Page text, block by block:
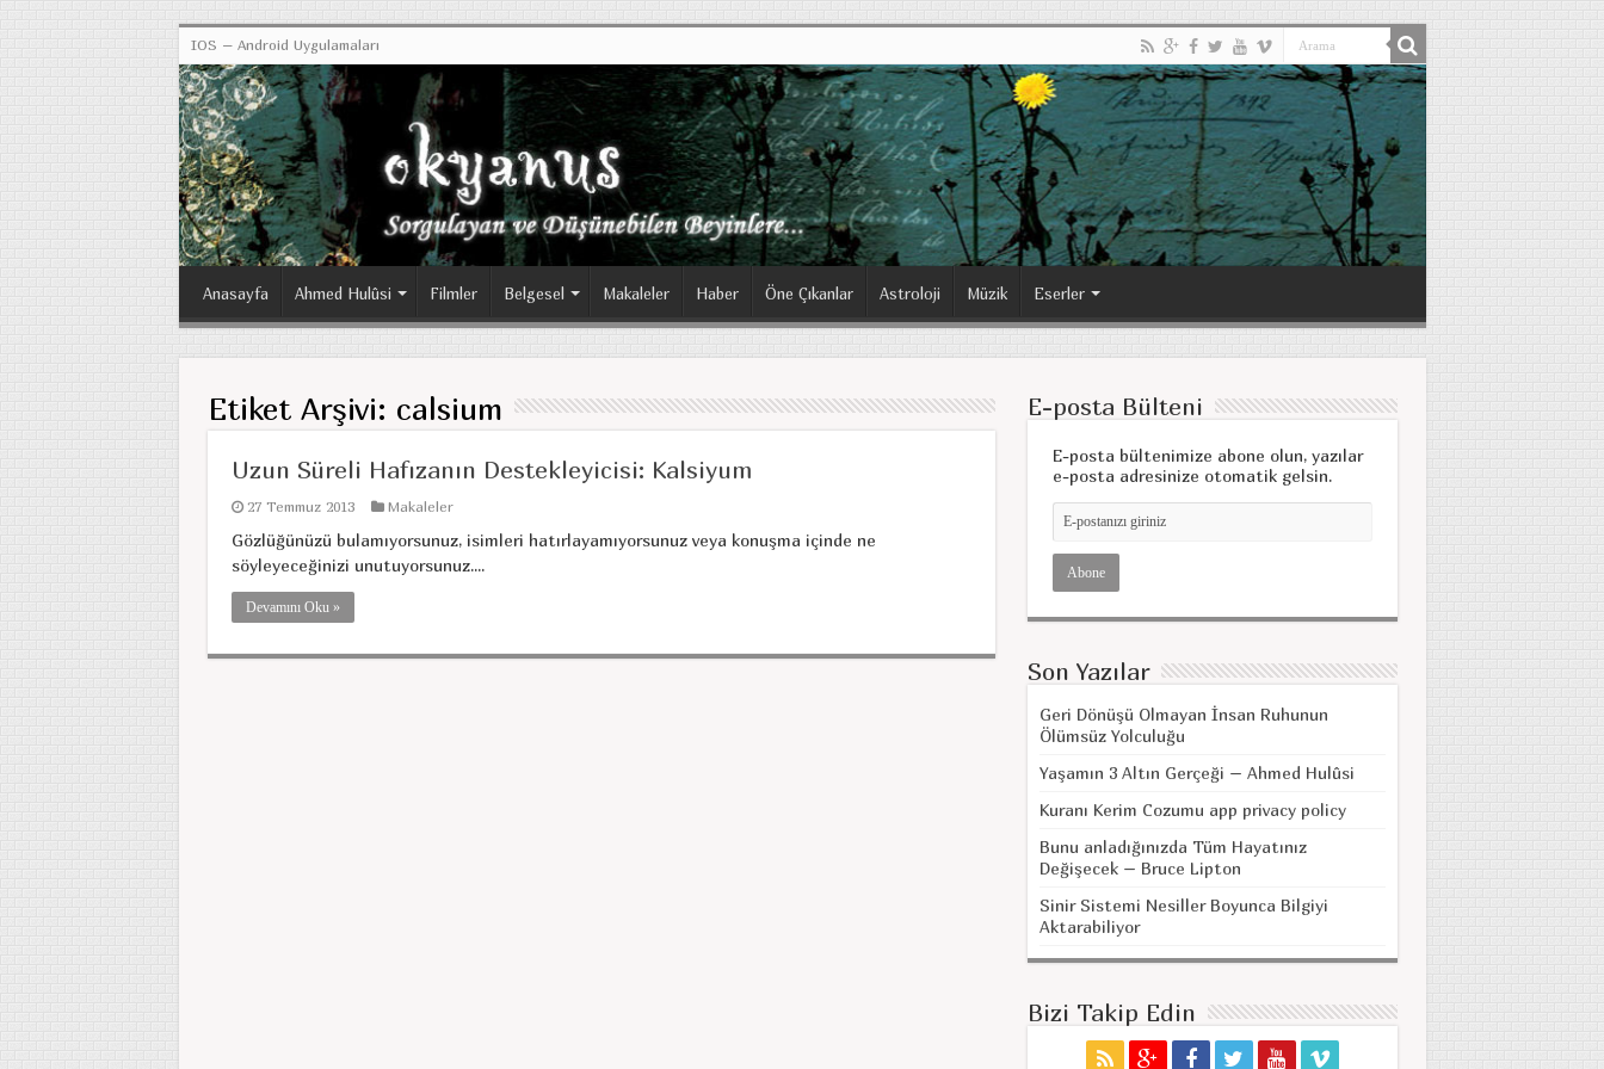
IOS – Android Uygulamaları
Anasayfa Ahmed Hulûsi Filmler Belgesel Makaleler Haber Öne Çıkanlar Astroloji Müzik Eserler
Etiket Arşivi: calsium
Uzun Süreli Hafızanın Destekleyicisi: Kalsiyum
27 Temmuz 2013 Makaleler
Gözlüğünüzü bulamıyorsunuz, isimleri hatırlayamıyorsunuz veya konuşma içinde ne
söyleyeceğinizi unutuyorsunuz....
Devamını Oku »
E-posta Bülteni
E-posta bültenimize abone olun, yazılar
e-posta adresinize otomatik gelsin.
Son Yazılar
Geri Dönüşü Olmayan İnsan Ruhunun
Ölümsüz Yolculuğu
Yaşamın 3 Altın Gerçeği – Ahmed Hulûsi
Kuranı Kerim Cozumu app privacy policy
Bunu anladığınızda Tüm Hayatınız
Değişecek – Bruce Lipton
Sinir Sistemi Nesiller Boyunca Bilgiyi
Aktarabiliyor
Bizi Takip Edin